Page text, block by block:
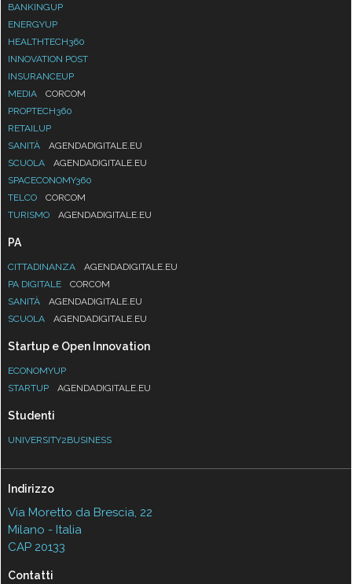
BANKINGUP
ENERGYUP
HEALTHTECH360
INNOVATION POST
INSURANCEUP
MEDIA
CORCOM
PROPTECH360
RETAILUP
SANITÀ
AGENDADIGITALE.EU
SCUOLA
AGENDADIGITALE.EU
SPACECONOMY360
TELCO
CORCOM
TURISMO
AGENDADIGITALE.EU
PA
CITTADINANZA
AGENDADIGITALE.EU
PA DIGITALE
CORCOM
SANITÀ
AGENDADIGITALE.EU
SCUOLA
AGENDADIGITALE.EU
Startup e Open Innovation
ECONOMYUP
STARTUP
AGENDADIGITALE.EU
Studenti
UNIVERSITY2BUSINESS
Indirizzo
Via Moretto da Brescia, 22
Milano - Italia
CAP 20133
Contatti